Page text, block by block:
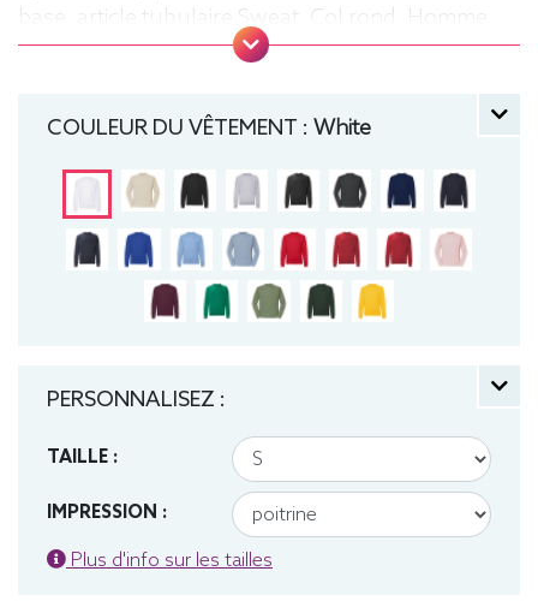
base, article tubulaire Sweat, Col rond, Homme
COULEUR DU VÊTEMENT : White
PERSONNALISEZ :
TAILLE :
IMPRESSION :
Plus d'info sur les tailles